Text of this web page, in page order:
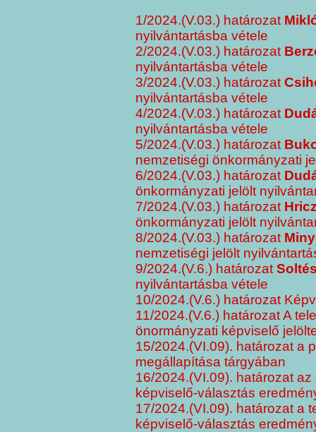
1/2024.(V.03.) határozat
nyilvántartásba vétele
2/2024.(V.03.) határozat
nyilvántartásba vétele
3/2024.(V.03.) határozat
nyilvántartásba vétele
4/2024.(V.03.) határozat
nyilvántartásba vétele
5/2024.(V.03.) határozat
nemzetiségi önkormányzati
6/2024.(V.03.) határozat
önkormányzati jelölt
7/2024.(V.03.) határozat
önkormányzati jelölt
8/2024.(V.03.) határozat
nemzetiségi jelölt
9/2024.(V.6.) határozat
nyilvántartásba vétele
10/2024.(V.6.) határozat
11/2024.(V.6.) határozat A
önormányzati képviselő
15/2024.(VI.09). határozat a
megállapítása tárgyában
16/2024.(VI.09). határozat
képviselő-választás
17/2024.(VI.09). határozat a
képviselő-választás